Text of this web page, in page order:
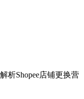
析Shopee店铺更换营